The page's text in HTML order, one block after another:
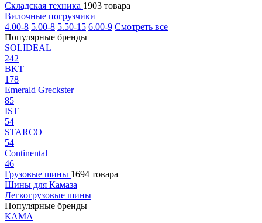
Складская техника 1903 товара
Вилочные погрузчики
4.00-8 5.00-8 5.50-15 6.00-9 Смотреть все
Популярные бренды
SOLIDEAL
242
BKT
178
Emerald Greckster
85
IST
54
STARCO
54
Continental
46
Грузовые шины 1694 товара
Шины для Камаза
Легкогрузовые шины
Популярные бренды
КАМА